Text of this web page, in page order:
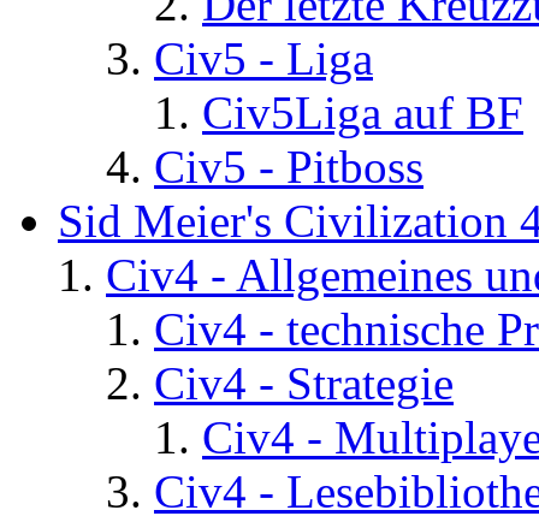
Civ5 - Liga
Civ5Liga auf BF
Civ5 - Pitboss
Sid Meier's Civilization
Civ4 - Allgemeines
Civ4 - technische
Civ4 - Strategie
Civ4 -
Civ4 -